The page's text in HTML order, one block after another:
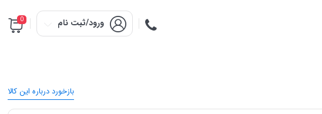
ورود/ثبت نام 0
بازخورد درباره این کالا